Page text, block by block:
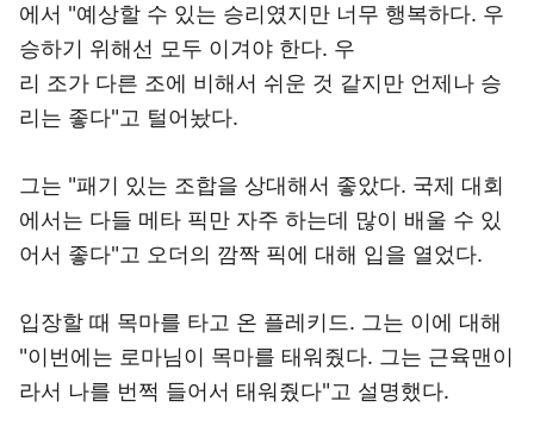
에서 "예상할 수 있는 승리였지만 너무 행복하다. 우
승하기 위해선 모두 이겨야 한다. 우
리 조가 다른 조에 비해서 쉬운 것 같지만 언제나 승
리는 좋다"고 털어놨다.
그는 "패기 있는 조합을 상대해서 좋았다. 국제 대회
에서는 다들 메타 픽만 자주 하는데 많이 배울 수 있
어서 좋다"고 오더의 깜짝 픽에 대해 입을 열었다.
입장할 때 목마를 타고 온 플레키드. 그는 이에 대해
"이번에는 로마님이 목마를 태워줬다. 그는 근육맨이
라서 나를 번쩍 들어서 태워줬다"고 설명했다.